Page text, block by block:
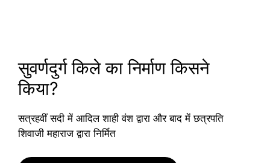
सुवर्णदुर्ग किले का निर्माण किसने
किया?
सत्रहवीं सदी में आदिल शाही वंश द्वारा और बाद में छत्रपति
शिवाजी महाराज द्वारा निर्मित